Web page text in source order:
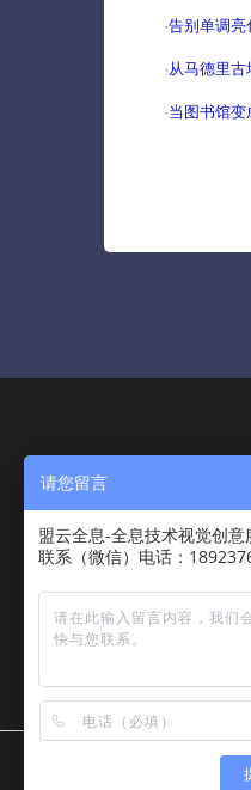
·告别单调亮
·从马德里古
·当图书馆
盟云全息将依托
技术和云平台，
空、全地域的特
呈现给用户无比震
Copyright © 2016-
请您留言
盟云全息-全息技术视觉创意
联系（微信）电话：